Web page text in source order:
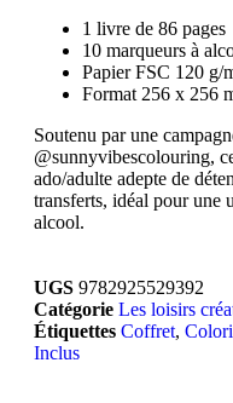
1 livre de 86 pages
10 marqueurs à
Papier FSC 120 g/
Format 256 x 256
Soutenu par une
@sunnyvibescolouring,
ado/adulte adepte de
transferts, idéal pour une
alcool.
UGS 9782925529392
Catégorie Les loisirs
Étiquettes Coffret,
Inclus